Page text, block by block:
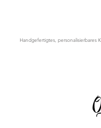
Handgefertigtes, personalisierbares